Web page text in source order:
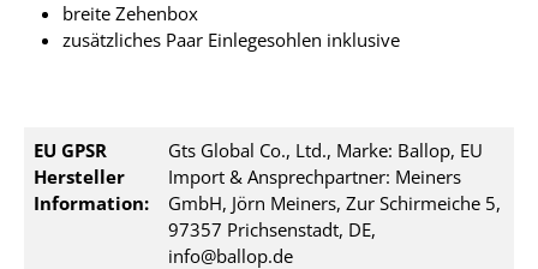
breite Zehenbox
zusätzliches Paar Einlegesohlen inklusive
EU GPSR
Hersteller
Information:
Gts Global Co., Ltd., Marke: Ballop, EU
Import & Ansprechpartner: Meiners
GmbH, Jörn Meiners, Zur Schirmeiche 5,
97357 Prichsenstadt, DE,
info@ballop.de